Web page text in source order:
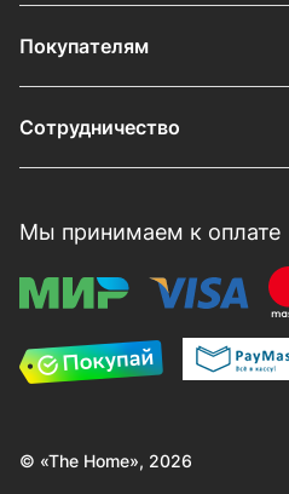
Покупателям
Сотрудничество
Мы принимаем к оплате
© «The Home», 2026